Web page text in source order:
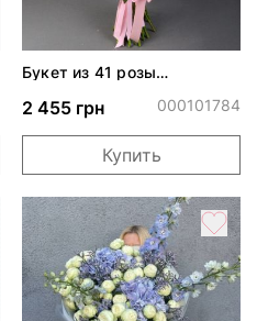
Букет из 41 розы
2 455 грн 000101784
Купить